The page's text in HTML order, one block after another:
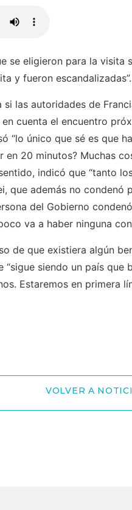
se eligieron para la visita
y fueron escandalizadas”.
las autoridades de
cuenta el encuentro
“lo único que sé es que
en 20 minutos? Muchas
indicó que “tanto
que además no condenó
del Gobierno
va a haber ninguna
de que existiera algún
“sigue siendo un país
Estaremos en primera
VOLVER A